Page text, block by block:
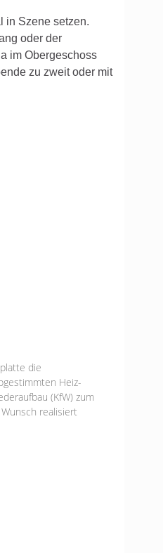
in Szene setzen.
oder der
im Obergeschoss
zu zweit oder mit
die
Heiz-
(KfW) zum
realisiert